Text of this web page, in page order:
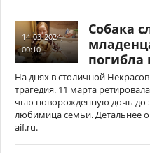
14-03-2024,
00:10
Собака
погибла
На днях в столичной
трагедия. 11 марта
чью новорожденную дочь до
любимица семьи. Детальнее
aif.ru.